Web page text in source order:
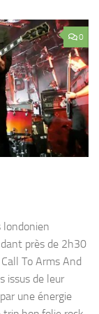
0
londonien
près de 2h30
To Arms And
issus de leur
une énergie